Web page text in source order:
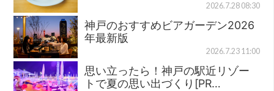
2026.7.28 08:30
神戸のおすすめビアガーデン2026
年最新版
2026.7.23 11:00
思い立ったら！神戸の駅近リゾー
トで夏の思い出づくり[PR…